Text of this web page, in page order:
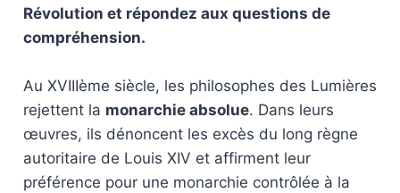
Révolution et répondez aux questions de
compréhension.
Au XVIIIème siècle, les philosophes des Lumières
rejettent la monarchie absolue. Dans leurs
œuvres, ils dénoncent les excès du long règne
autoritaire de Louis XIV et affirment leur
préférence pour une monarchie contrôlée à la